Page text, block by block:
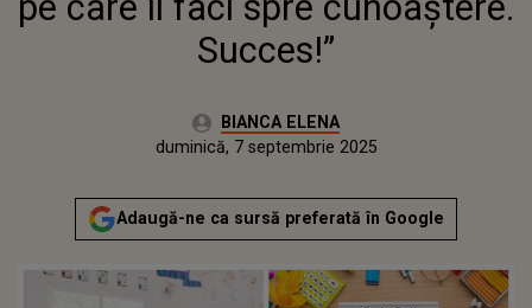
Succes!”
Autor:BIANCA ELENA
duminică, 7 septembrie 2025
Actualizat:
duminică, 7 septembrie 2025
Adaugă-ne ca sursă preferată în Google